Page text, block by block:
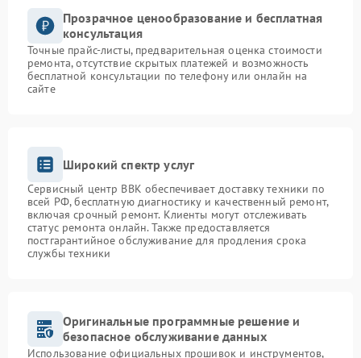
Прозрачное ценообразование и бесплатная
консультация
Точные прайс-листы, предварительная оценка стоимости
ремонта, отсутствие скрытых платежей и возможность
бесплатной консультации по телефону или онлайн на
сайте
Широкий спектр услуг
Сервисный центр BBK обеспечивает доставку техники по
всей РФ, бесплатную диагностику и качественный ремонт,
включая срочный ремонт. Клиенты могут отслеживать
статус ремонта онлайн. Также предоставляется
постгарантийное обслуживание для продления срока
службы техники
Оригинальные программные решение и
безопасное обслуживание данных
Использование официальных прошивок и инструментов,